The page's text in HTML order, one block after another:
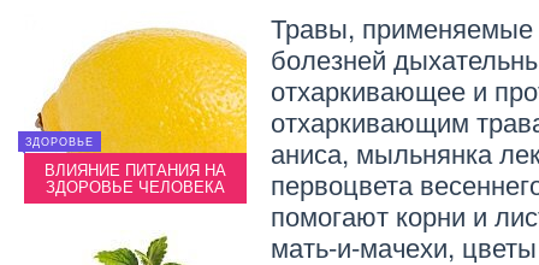
ЗДОРОВЬЕ
ВЛИЯНИЕ ПИТАНИЯ НА
ЗДОРОВЬЕ ЧЕЛОВЕКА
ЗДОРОВЬЕ
ВАСИЛЕК СИНИЙ —
ЛЕКАРСТВЕННОЕ
РАСТЕНИЕ
Травы, применяемые
болезней
отхаркивающее и
отхаркивающим
аниса, мыльнянка
первоцвета
помогают корни и
мать-и-мачехи,